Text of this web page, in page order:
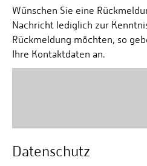
Wünschen Sie eine
Nachricht lediglich zur
Rückmeldung möchten, so
Ihre Kontaktdaten an.
Datenschutz